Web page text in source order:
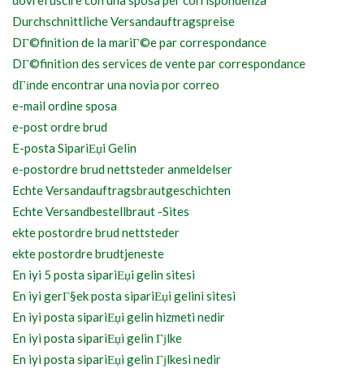
Durchschnittliche Versandauftragspreise
DГ©finition de la mariГ©e par correspondance
DГ©finition des services de vente par correspondance
dГіnde encontrar una novia por correo
e-mail ordine sposa
e-post ordre brud
E-posta SipariЕџi Gelin
e-postordre brud nettsteder anmeldelser
Echte Versandauftragsbrautgeschichten
Echte Versandbestellbraut -Sites
ekte postordre brud nettsteder
ekte postordre brudtjeneste
En iyi 5 posta sipariЕџi gelin sitesi
En iyi gerГ§ek posta sipariЕџi gelini sitesi
En iyi posta sipariЕџi gelin hizmeti nedir
En iyi posta sipariЕџi gelin Гјlke
En iyi posta sipariЕџi gelin Гјlkesi nedir